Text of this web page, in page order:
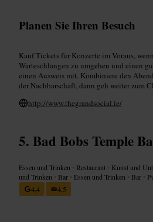
Planen Sie Ihren Besuch
Kauf Tickets für Konzerte im Voraus,
Warteschlangen zu umgehen und einen
einen Ausweis mit. Kombiniere den
der Nachbarschaft, dann geh weiter zum
http://www.thegrandsocial.ie/
Bad Bobs Temple
Essen und Trinken • Restaurant • Kunst und
und Trinken • Bar • Essen und Trinken • Bar •
4,4
4,5